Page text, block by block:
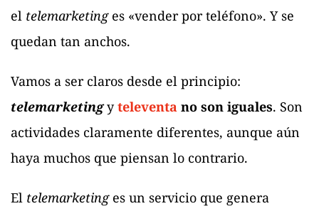
el telemarketinges «vender por teléfono». Y se
quedan tan anchos.
Vamos a ser claros desde el principio:
telemarketingyteleventa no son iguales. Son
actividades claramente diferentes, aunque aún
haya muchos que piensan lo contrario.
El telemarketinges un servicio que genera